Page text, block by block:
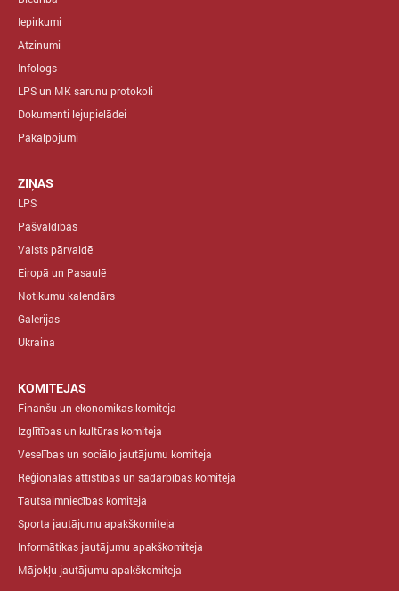
Iepirkumi
Atzinumi
Infologs
LPS un MK sarunu protokoli
Dokumenti lejupielādei
Pakalpojumi
ZIŅAS
LPS
Pašvaldībās
Valsts pārvaldē
Eiropā un Pasaulē
Notikumu kalendārs
Galerijas
Ukraina
KOMITEJAS
Finanšu un ekonomikas komiteja
Izglītības un kultūras komiteja
Veselības un sociālo jautājumu komiteja
Reģionālās attīstības un sadarbības komiteja
Tautsaimniecības komiteja
Sporta jautājumu apakškomiteja
Informātikas jautājumu apakškomiteja
Mājokļu jautājumu apakškomiteja